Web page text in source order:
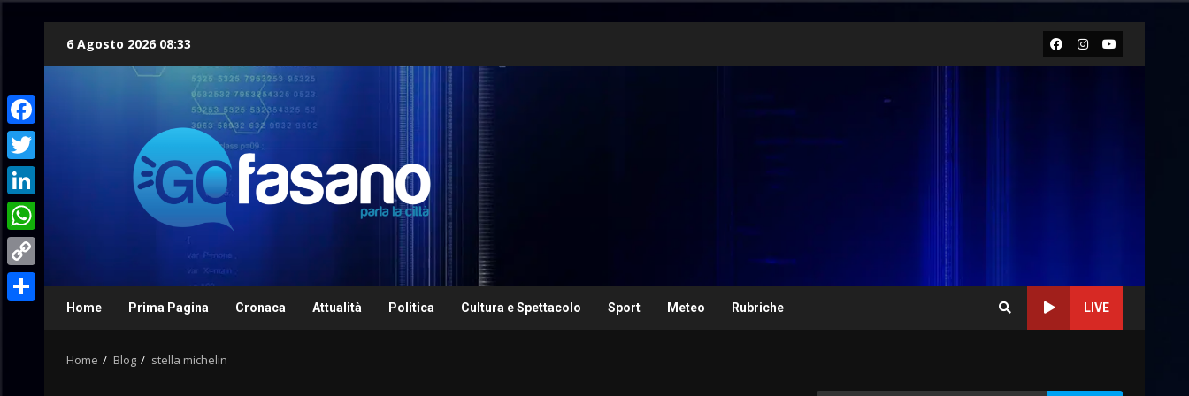
6 Agosto 2026 08:33 Facebook
Instagram
Youtube
Home Prima Pagina Cronaca Attualità Politica Cultura e Spettacolo Sport Meteo Rubriche LIVE
Home Blog stella michelin
Facebook
Twitter
LinkedIn
WhatsApp
Copy